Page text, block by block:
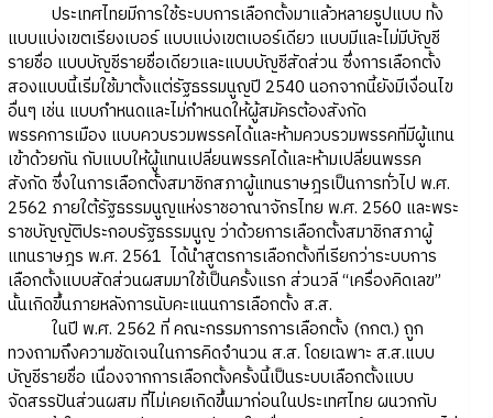
ประเทศไทยมีการใช้ระบบการเลือกตั้งมาแล้วหลายรูปแบบ ทั้ง
แบบแบ่งเขตเรียงเบอร์ แบบแบ่งเขตเบอร์เดียว แบบมีและไม่มีบัญชี
รายชื่อ แบบบัญชีรายชื่อเดียวและแบบบัญชีสัดส่วน ซึ่งการเลือกตั้ง
สองแบบนี้เริ่มใช้มาตั้งแต่รัฐธรรมนูญปี 2540 นอกจากนี้ยังมีเงื่อนไข
อื่นๆ เช่น แบบกำหนดและไม่กำหนดให้ผู้สมัครต้องสังกัด
พรรคการเมือง แบบควบรวมพรรคได้และห้ามควบรวมพรรคที่มีผู้แทน
เข้าด้วยกัน กับแบบให้ผู้แทนเปลี่ยนพรรคได้และห้ามเปลี่ยนพรรค
สังกัด ซึ่งในการเลือกตั้งสมาชิกสภาผู้แทนราษฎรเป็นการทั่วไป พ.ศ.
2562 ภายใต้รัฐธรรมนูญแห่งราชอาณาจักรไทย พ.ศ. 2560 และพระ
ราชบัญญัติประกอบรัฐธรรมนูญ ว่าด้วยการเลือกตั้งสมาชิกสภาผู้
แทนราษฎร พ.ศ. 2561 ได้นำสูตรการเลือกตั้งที่เรียกว่าระบบการ
เลือกตั้งแบบสัดส่วนผสมมาใช้เป็นครั้งแรก ส่วนวลี “เครื่องคิดเลข”
นั้นเกิดขึ้นภายหลังการนับคะแนนการเลือกตั้ง ส.ส.
ในปี พ.ศ. 2562 ที่ คณะกรรมการการเลือกตั้ง (กกต.) ถูก
ทวงถามถึงความชัดเจนในการคิดจำนวน ส.ส. โดยเฉพาะ ส.ส.แบบ
บัญชีรายชื่อ เนื่องจากการเลือกตั้งครั้งนี้เป็นระบบเลือกตั้งแบบ
จัดสรรปันส่วนผสม ที่ไม่เคยเกิดขึ้นมาก่อนในประเทศไทย ผนวกกับ